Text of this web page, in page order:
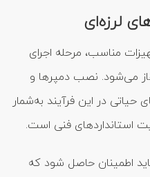
لرزه‌ای
مناسب، مرحله اجرای
می‌شود. نصب دمپرها و
حیاتی در این فرآیند به‌شمار
استانداردهای فنی است.
باید اطمینان حاصل شود که